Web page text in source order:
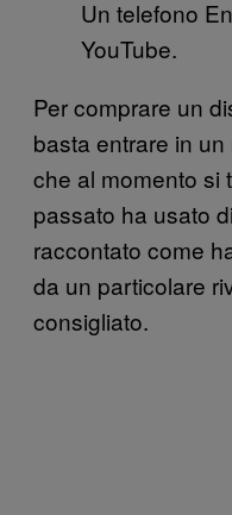
Un telefono
YouTube.
Per comprare un
basta entrare in
che al momento si
passato ha usato
raccontato come
da un particolare
consigliato.